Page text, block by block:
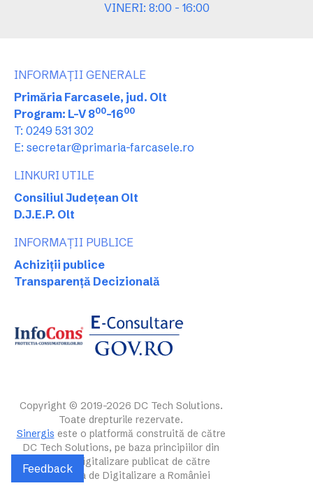
VINERI: 8:00 - 16:00
INFORMAȚII GENERALE
Primăria Farcasele, jud. Olt
Program: L-V 800-1600
T: 0249 531 302
E: secretar@primaria-farcasele.ro
LINKURI UTILE
Consiliul Județean Olt
D.J.E.P. Olt
INFORMAȚII PUBLICE
Achiziții publice
Transparență Decizională
Copyright © 2019-2026 DC Tech Solutions.
Toate drepturile rezervate.
Sinergis este o platformă construită de către
DC Tech Solutions, pe baza principiilor din
ghidul de digitalizare publicat de către
Autoritatea de Digitalizare a României
Feedback